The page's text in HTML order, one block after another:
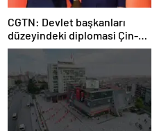
CGTN: Devlet başkanları
düzeyindeki diplomasi Çin-
Rusya arasındaki büyüyen
ortaklığı güçlendiriyor